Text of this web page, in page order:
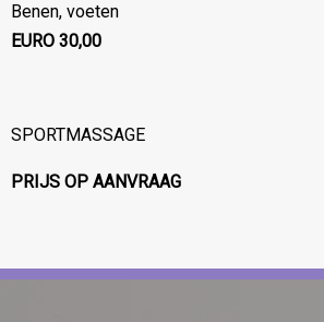
Benen, voeten
EURO 30,00
SPORTMASSAGE
PRIJS OP AANVRAAG